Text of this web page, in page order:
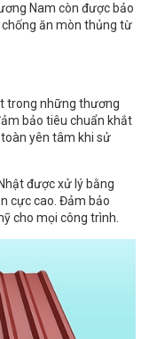
Nam còn được bảo
chống ăn mòn thủng từ
trong những thương
bảo tiêu chuẩn khắt
yên tâm khi sử
được xử lý bằng
cực cao. Đảm bảo
cho mọi công trình.